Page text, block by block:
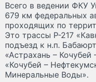
Всего в ведении ФКУ
679 км федеральных
проходящих по
Это трассы Р-217
подъезд к н.п.
«Астрахань –
«Кочубей –
Минеральные Воды».